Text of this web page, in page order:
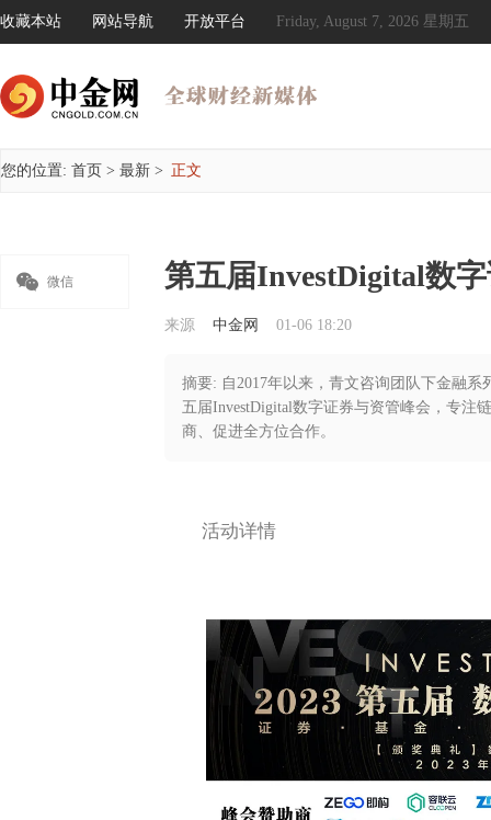
收藏本站 网站导航 开放平台 Friday, August 7, 2026 星期五
您的位置: 首页 > 最新 > 正文
 微信 第五届InvestDigital数
来源 中金网 01-06 18:20
摘要: 自2017年以来，青文咨询团队下金融
五届InvestDigital数字证券与资管峰会，专注
商、促进全方位合作。
活动详情